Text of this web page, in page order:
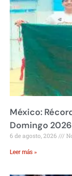
México:
Domingo 2026
6 de agosto, 2026
Leer más »